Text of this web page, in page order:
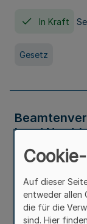
In Kraft
Gesetz
Land
LBeamtVG
In Kraft
Auf dieser
entweder allen
die für die
sind. Hier